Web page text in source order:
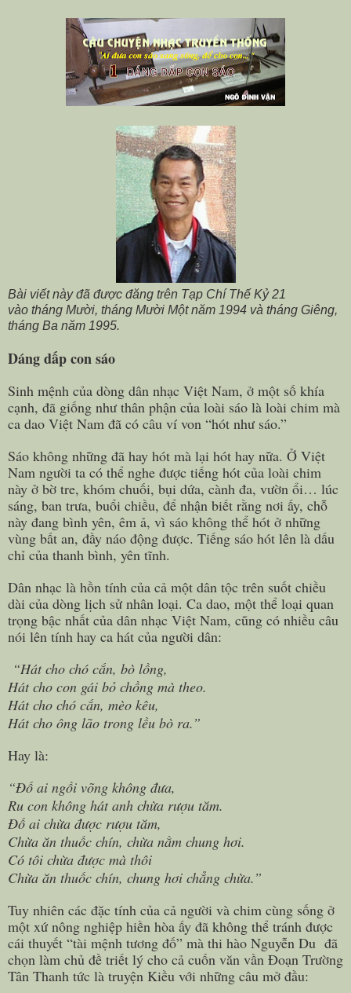
Bài viết này đã được đăng trên Tạp Chí Thế Kỷ 21
vào tháng Mười, tháng Mười Một năm 1994 và tháng Giêng,
tháng Ba năm 1995.
Dáng dấp con sáo
Sinh mệnh của dòng dân nhạc Việt Nam, ở một số khía
cạnh, đã giống như thân phận của loài sáo là loài chim mà
ca dao Việt Nam đã có câu ví von “hót như sáo.”
Sáo không những đã hay hót mà lại hót hay nữa. Ở Việt
Nam người ta có thể nghe được tiếng hót của loài chim
này ở bờ tre, khóm chuối, bụi dứa, cành đa, vườn ổi… lúc
sáng, ban trưa, buổi chiều, để nhận biết rằng nơi ấy, chỗ
này đang bình yên, êm ả, vì sáo không thể hót ở những
vùng bất an, đầy náo động được. Tiếng sáo hót lên là dấu
chỉ của thanh bình, yên tĩnh.
Dân nhạc là hồn tính của cả một dân tộc trên suốt chiều
dài của dòng lịch sử nhân loại. Ca dao, một thể loại quan
trọng bậc nhất của dân nhạc Việt Nam, cũng có nhiều câu
nói lên tính hay ca hát của người dân:
“Hát cho chó cắn, bò lồng,
Hát cho con gái bỏ chồng mà theo.
Hát cho chó cắn, mèo kêu,
Hát cho ông lão trong lều bò ra.”
Hay là:
“Đố ai ngồi võng không đưa,
Ru con không hát anh chừa rượu tăm.
Đố ai chừa được rượu tăm,
Chừa ăn thuốc chín, chừa nằm chung hơi.
Có tôi chừa được mà thôi
Chừa ăn thuốc chín, chung hơi chẳng chừa.”
Tuy nhiên các đặc tính của cả người và chim cùng sống ở
một xứ nông nghiệp hiền hòa ấy đã không thể tránh được
cái thuyết “tài mệnh tương đố” mà thi hào Nguyễn Du đã
chọn làm chủ đề triết lý cho cả cuốn văn vần Đoạn Trường
Tân Thanh tức là truyện Kiều với những câu mở đầu: